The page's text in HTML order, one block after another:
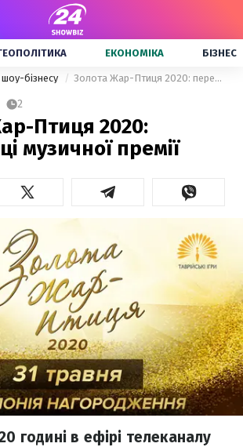
ЕКОНОМІКА БІЗНЕС
бізнесу Золота Жар-Птиця 2020: переможці музичної премії
2
Птиця 2020:
музичної премії
годині в ефірі телеканалу